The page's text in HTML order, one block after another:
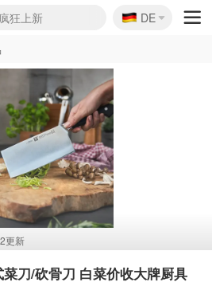
！
狂上新
大促
随时失效
家85折
额外叠85折
！每日更新
5折起+叠9折
仅€192
🇩🇪
DE
更新
刀/砍骨刀 白菜价收大牌厨具